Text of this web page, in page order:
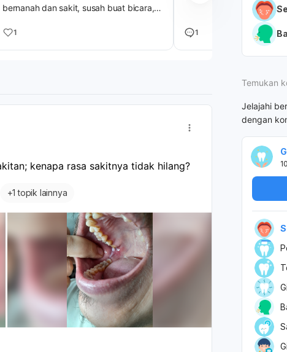
bernanah dan sakit, susah buat bicara,
apa ya dok?
1 1
kenapa rasa sakitnya tidak hilang?
+1 topik lainnya
Temukan
Jelajahi
dengan
10